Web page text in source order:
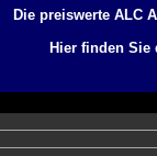
Die preiswerte ALC
Hier finden Sie